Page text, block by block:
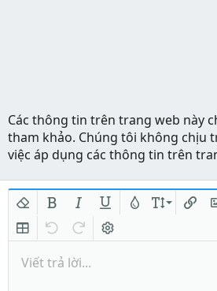
Các thông tin trên trang web này
tham khảo. Chúng tôi không chịu
việc áp dụng các thông tin trên
Xóa định dạng
In đậmIn nghiêngGạch chân
Insert table
Quay lạiLàm lại
Viết trả lời...